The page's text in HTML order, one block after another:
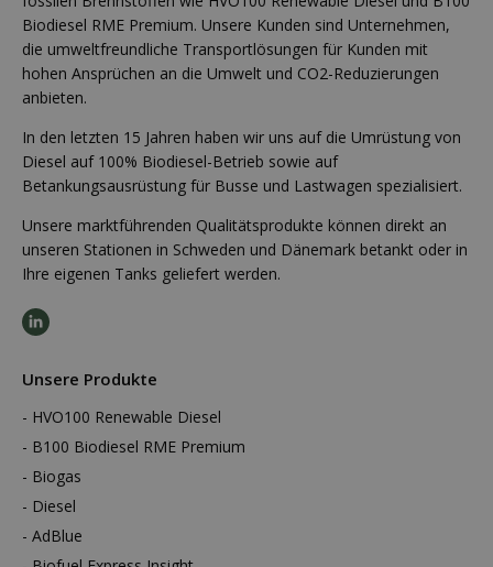
Biodiesel RME Premium. Unsere Kunden sind Unternehmen,
die umweltfreundliche Transportlösungen für Kunden mit
hohen Ansprüchen an die Umwelt und CO2-Reduzierungen
anbieten.
In den letzten 15 Jahren haben wir uns auf die Umrüstung von
Diesel auf 100% Biodiesel-Betrieb sowie auf
Betankungsausrüstung für Busse und Lastwagen spezialisiert.
Unsere marktführenden Qualitätsprodukte können direkt an
unseren Stationen in Schweden und Dänemark betankt oder in
Ihre eigenen Tanks geliefert werden.
Unsere Produkte
HVO100 Renewable Diesel
B100 Biodiesel RME Premium
Biogas
Diesel
AdBlue